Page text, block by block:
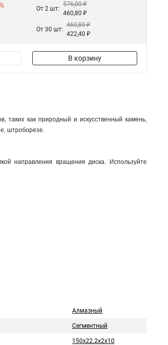
От 2 шт:
576,00 ₽
460,80 ₽
От 30 шт:
460,80 ₽
422,40 ₽
В корзину
таких как природный и искусственный камень,
штроборезе.
направления вращения диска. Используйте
Алмазный
Сегментный
150x22.2x2x10